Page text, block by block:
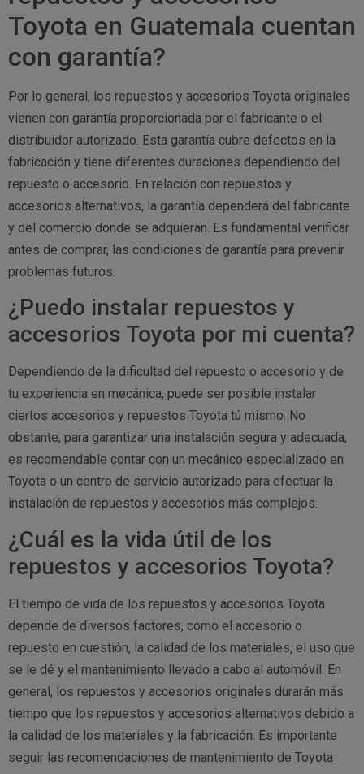
Toyota en Guatemala cuentan
con garantía?
Por lo general, los repuestos y accesorios Toyota originales
vienen con garantía proporcionada por el fabricante o el
distribuidor autorizado. Esta garantía cubre defectos en la
fabricación y tiene diferentes duraciones dependiendo del
repuesto o accesorio. En relación con repuestos y
accesorios alternativos, la garantía dependerá del fabricante
y del comercio donde se adquieran. Es fundamental verificar
antes de comprar, las condiciones de garantía para prevenir
problemas futuros.
¿Puedo instalar repuestos y
accesorios Toyota por mi cuenta?
Dependiendo de la dificultad del repuesto o accesorio y de
tu experiencia en mecánica, puede ser posible instalar
ciertos accesorios y repuestos Toyota tú mismo. No
obstante, para garantizar una instalación segura y adecuada,
es recomendable contar con un mecánico especializado en
Toyota o un centro de servicio autorizado para efectuar la
instalación de repuestos y accesorios más complejos.
¿Cuál es la vida útil de los
repuestos y accesorios Toyota?
El tiempo de vida de los repuestos y accesorios Toyota
depende de diversos factores, como el accesorio o
repuesto en cuestión, la calidad de los materiales, el uso que
se le dé y el mantenimiento llevado a cabo al automóvil. En
general, los repuestos y accesorios originales durarán más
tiempo que los repuestos y accesorios alternativos debido a
la calidad de los materiales y la fabricación. Es importante
seguir las recomendaciones de mantenimiento de Toyota